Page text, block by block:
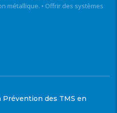
métallique. • Offrir des systèmes
Prévention des TMS en